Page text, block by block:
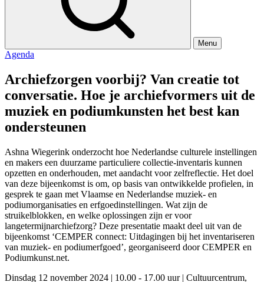
Menu
Agenda
Archiefzorgen voorbij? Van creatie tot
conversatie. Hoe je archiefvormers uit de
muziek en podiumkunsten het best kan
ondersteunen
Ashna Wiegerink onderzocht hoe Nederlandse culturele instellingen
en makers een duurzame particuliere collectie-inventaris kunnen
opzetten en onderhouden, met aandacht voor zelfreflectie. Het doel
van deze bijeenkomst is om, op basis van ontwikkelde profielen, in
gesprek te gaan met Vlaamse en Nederlandse muziek- en
podiumorganisaties en erfgoedinstellingen. Wat zijn de
struikelblokken, en welke oplossingen zijn er voor
langetermijnarchiefzorg? Deze presentatie maakt deel uit van de
bijeenkomst ‘CEMPER connect: Uitdagingen bij het inventariseren
van muziek- en podiumerfgoed’, georganiseerd door CEMPER en
Podiumkunst.net.
Dinsdag 12 november 2024 | 10.00 - 17.00 uur | Cultuurcentrum,